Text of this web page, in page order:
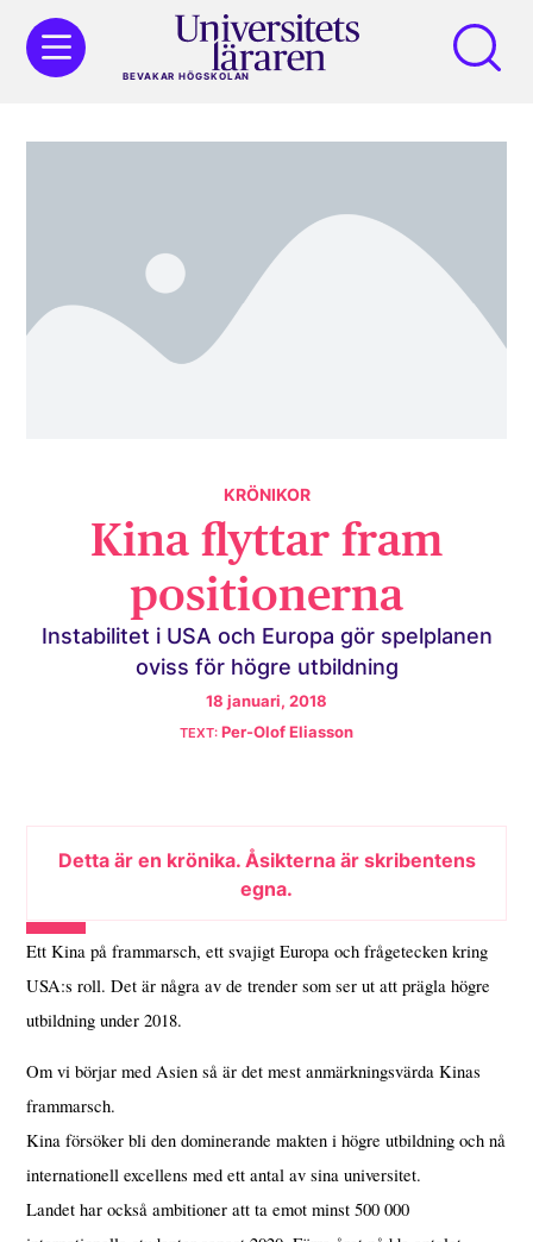
BEVAKAR HÖGSKOLAN
KRÖNIKOR
Kina flyttar fram
positionerna
Instabilitet i USA och Europa gör spelplanen
oviss för högre utbildning
18 januari, 2018
Per-Olof Eliasson
Detta är en krönika. Åsikterna är skribentens
egna.
Ett Kina på frammarsch, ett svajigt Europa och frågetecken kring
USA:s roll. Det är några av de trender som ser ut att prägla högre
utbildning under 2018.
Om vi börjar med Asien så är det mest anmärkningsvärda Kinas
frammarsch.
Kina försöker bli den dominerande makten i högre utbildning och nå
internationell excellens med ett antal av sina universitet.
Landet har också ambitioner att ta emot minst 500 000